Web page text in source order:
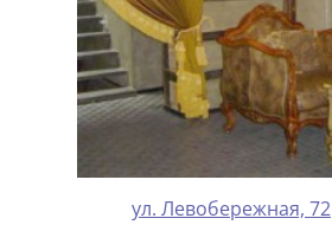
ул. Левобережная, 72